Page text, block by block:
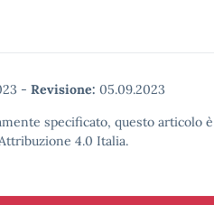
- Revisione: 05.09.2023
specificato, questo articolo
4.0 Italia.